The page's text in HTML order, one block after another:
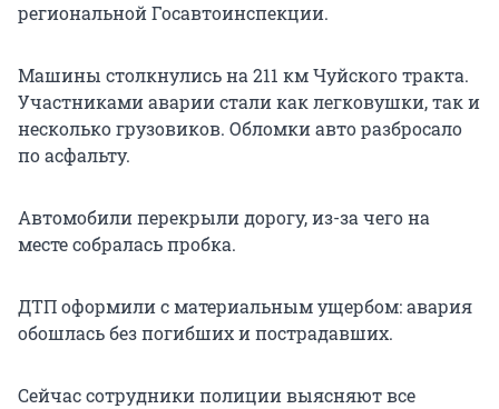
региональной Госавтоинспекции.
Машины столкнулись на 211 км Чуйского тракта.
Участниками аварии стали как легковушки, так и
несколько грузовиков. Обломки авто разбросало
по асфальту.
Автомобили перекрыли дорогу, из-за чего на
месте собралась пробка.
ДТП оформили с материальным ущербом: авария
обошлась без погибших и пострадавших.
Сейчас сотрудники полиции выясняют все